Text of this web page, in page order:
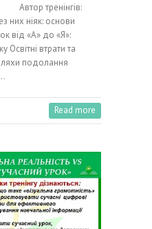
Автор тренінгів:
них ніяк: основи
від «А» до «Я»:
втрати та
подолання
Read more